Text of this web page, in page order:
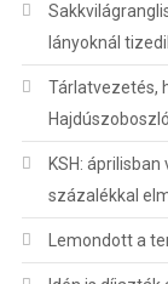
lányoknál
Tárlatvezetés,
KSH:
százalékkal
Lemondott a